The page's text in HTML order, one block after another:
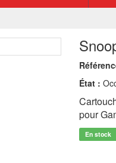
État :
pour
En stock